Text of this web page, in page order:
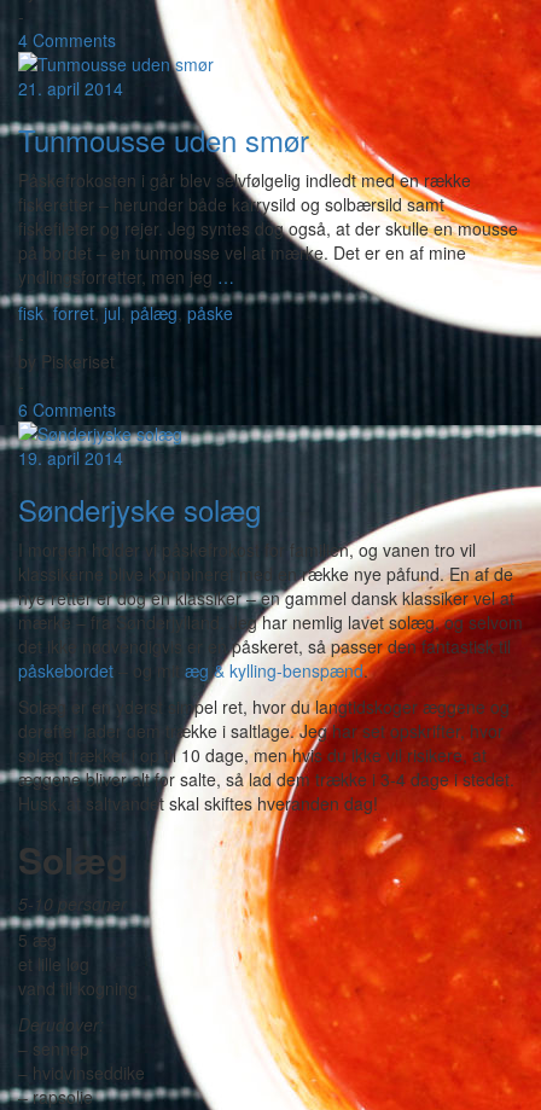
-
4 Comments
21. april 2014
Tunmousse uden smør
Påskefrokosten i går blev selvfølgelig indledt med en række
fiskeretter – herunder både karrysild og solbærsild samt
fiskefileter og rejer. Jeg syntes dog også, at der skulle en mousse
på bordet – en tunmousse vel at mærke. Det er en af mine
yndlingsforretter, men jeg …
fisk,forret,jul,pålæg, påske
-
by Piskeriset
-
6 Comments
19. april 2014
Sønderjyske solæg
I morgen holder vi påskefrokost for familien, og vanen tro vil
klassikerne blive kombineret med en række nye påfund. En af de
nye retter er dog en klassiker – en gammel dansk klassiker vel at
mærke – fra Sønderjylland. Jeg har nemlig lavet solæg, og selvom
det ikke nødvendigvis er en påskeret, så passer den fantastisk til
påskebordet – og mit æg & kylling-benspænd.
Solæg er en yderst simpel ret, hvor du langtidskoger æggene og
derefter lader dem trække i saltlage. Jeg har set opskrifter, hvor
solæg trækker i op til 10 dage, men hvis du ikke vil risikere, at
æggene bliver alt for salte, så lad dem trække i 3-4 dage i stedet.
Husk, at saltvandet skal skiftes hveranden dag!
Solæg
5-10 personer
5 æg
et lille løg
vand til kogning
Derudover:
– sennep
– hvidvinseddike
– rapsolie